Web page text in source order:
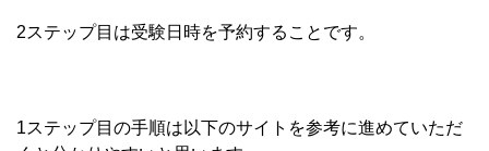
2ステップ目は受験日時を予約することです。
1ステップ目の手順は以下のサイトを参考に進めていただ